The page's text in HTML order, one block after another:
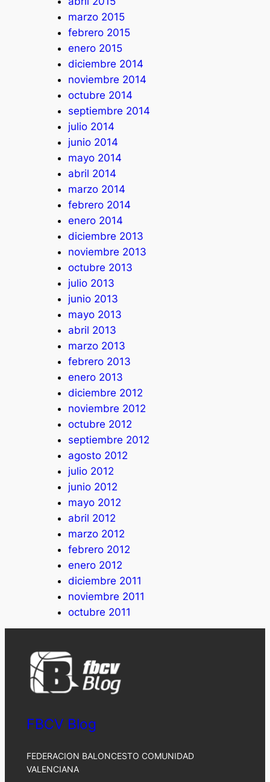
marzo 2015
febrero 2015
enero 2015
diciembre 2014
noviembre 2014
octubre 2014
septiembre 2014
julio 2014
junio 2014
mayo 2014
abril 2014
marzo 2014
febrero 2014
enero 2014
diciembre 2013
noviembre 2013
octubre 2013
julio 2013
junio 2013
mayo 2013
abril 2013
marzo 2013
febrero 2013
enero 2013
diciembre 2012
noviembre 2012
octubre 2012
septiembre 2012
agosto 2012
julio 2012
junio 2012
mayo 2012
abril 2012
marzo 2012
febrero 2012
enero 2012
diciembre 2011
noviembre 2011
octubre 2011
FBCV Blog
FEDERACION BALONCESTO COMUNIDAD
VALENCIANA